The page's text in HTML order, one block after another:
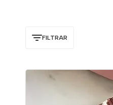
FILTRAR